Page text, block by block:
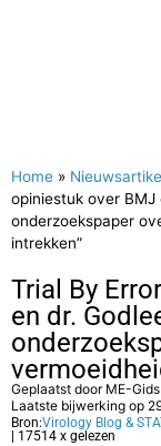
Home »
opiniestuk over BMJ
onderzoekspaper
intrekken”
Trial By
en dr.
Geplaatst door ME-Gids
Laatste bijwerking op
Bron:Virology Blog &
| 17514 x gelezen